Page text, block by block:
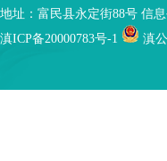
地址：富民县永定街88号 信
滇ICP备20000783号-1
滇